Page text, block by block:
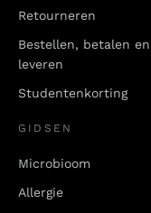
Retourneren
Bestellen, betalen en
leveren
Studentenkorting
GIDSEN
Microbioom
Allergie